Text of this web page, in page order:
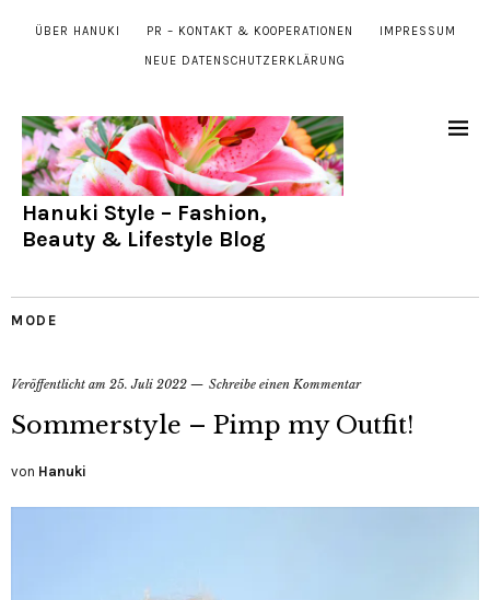
ÜBER HANUKI PR – KONTAKT & KOOPERATIONEN IMPRESSUM
NEUE DATENSCHUTZERKLÄRUNG
Hanuki Style – Fashion,
Beauty & Lifestyle Blog
MODE
Veröffentlicht am 25. Juli 2022 Schreibe einen Kommentar
Sommerstyle – Pimp my Outfit!
von Hanuki